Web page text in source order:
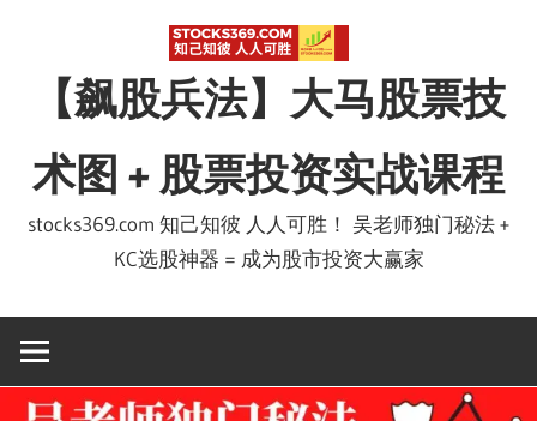
【飙股兵法】大马股票技
术图 + 股票投资实战课程
stocks369.com 知己知彼 人人可胜！ 吴老师独门秘法 +
KC选股神器 = 成为股市投资大赢家